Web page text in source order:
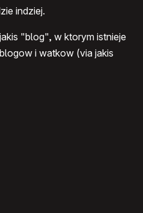
indziej.
"blog", w ktorym istnieje
i watkow (via jakis